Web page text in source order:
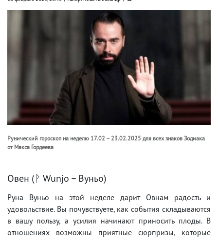
Рунический гороскоп на неделю 17.02 – 23.02.2025 для всех знаков Зодиака
от Макса Гордеева
Овен (ᚹ Wunjo – Вуньо)
Руна Вуньо на этой неделе дарит Овнам радость и
удовольствие. Вы почувствуете, как события складываются
в вашу пользу, а усилия начинают приносить плоды. В
отношениях возможны приятные сюрпризы, которые